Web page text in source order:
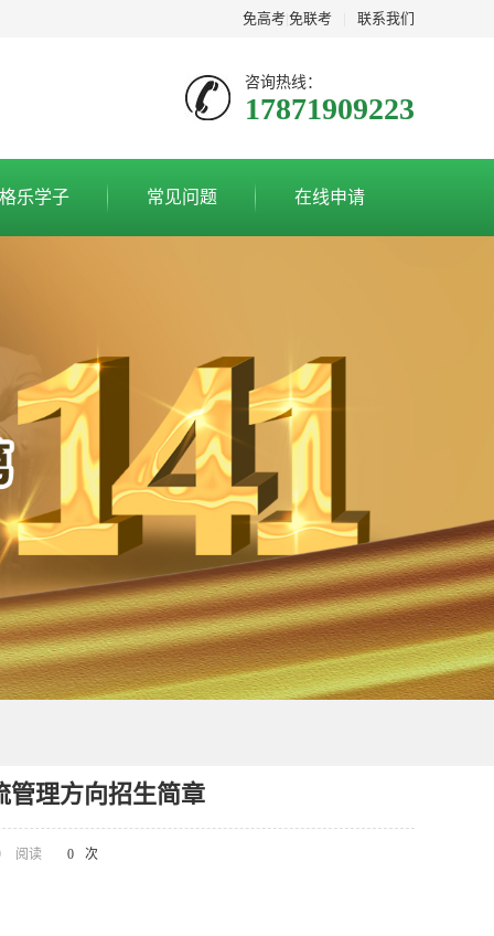
免高考 免联考 联系我们
咨询热线：
17871909223
格乐学子 常见问题 在线申请
理方向招生简章
阅读 0 次